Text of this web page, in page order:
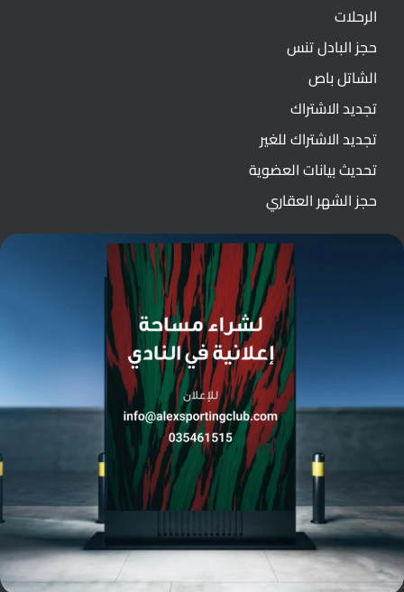
الرحلات
حجز البادل تنس
الشاتل باص
تجديد الاشتراك
تجديد الاشتراك للغير
تحديث بيانات العضوية
حجز الشهر العقاري